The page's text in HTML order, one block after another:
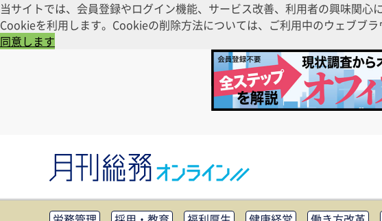
当サイトでは、会員登録やログイン機能、サービス改善、利用者の興味関
Cookieを利用します。Cookieの削除方法については、ご利用中のウェブブ
同意します